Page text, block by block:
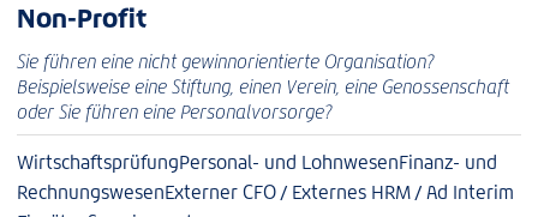
Non-Profit
Sie führen eine nicht gewinnorientierte Organisation?
Beispielsweise eine Stiftung, einen Verein, eine Genossenschaft
oder Sie führen eine Personalvorsorge?
WirtschaftsprüfungPersonal- und LohnwesenFinanz- und
RechnungswesenExterner CFO / Externes HRM / Ad Interim